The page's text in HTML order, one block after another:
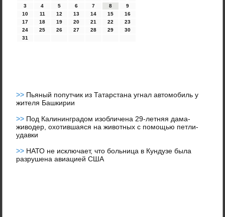
3
4 5 6 7 8
9
10
11 12 13 14 15
16
17
18 19 20 21 22
23
24
25 26 27 28 29
30
31
>> Пьяный попутчик из Татарстана угнал автомобиль у
жителя Башкирии
>> Под Калининградом изобличена 29-летняя дама-
живодер, охотившаяся на животных с помощью петли-
удавки
>> НАТО не исключает, что больница в Кундузе была
разрушена авиацией США